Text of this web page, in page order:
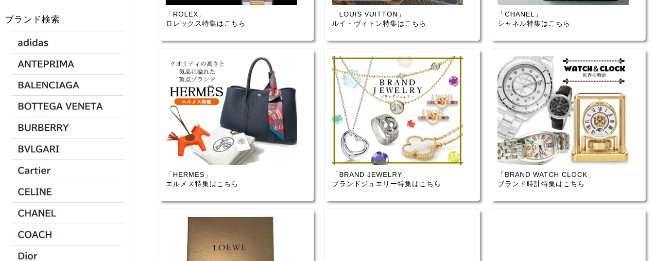
ブランド検索
「ROLEX」
ロレックス特集はこちら
「LOUIS VUITTON」
ルイ・ヴィトン特集はこちら
「CHANEL」
シャネル特集はこちら
「HERMES」
エルメス特集はこちら
「BRAND JEWELRY」
ブランドジュエリー特集はこちら
「BRAND WATCH CLOCK」
ブランド時計特集はこちら